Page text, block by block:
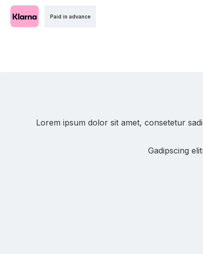
Paid in advance
Custom image 1
Lorem ipsum dolor sit amet, consetetur
Gadipscing